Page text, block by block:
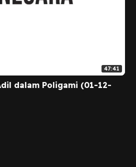
47:41
dalam Poligami (01-12-